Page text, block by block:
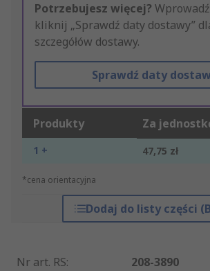
Potrzebujesz więcej?
kliknij „Sprawdź daty dostawy”
szczegółów dostawy.
Sprawdź daty
Produkty Za
1 + 47,75 zł
*cena orientacyjna
Dodaj do listy części
Nr art. RS:
208-3890